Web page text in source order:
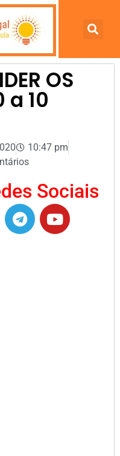
OS
a 10
10:47 pm
Sociais